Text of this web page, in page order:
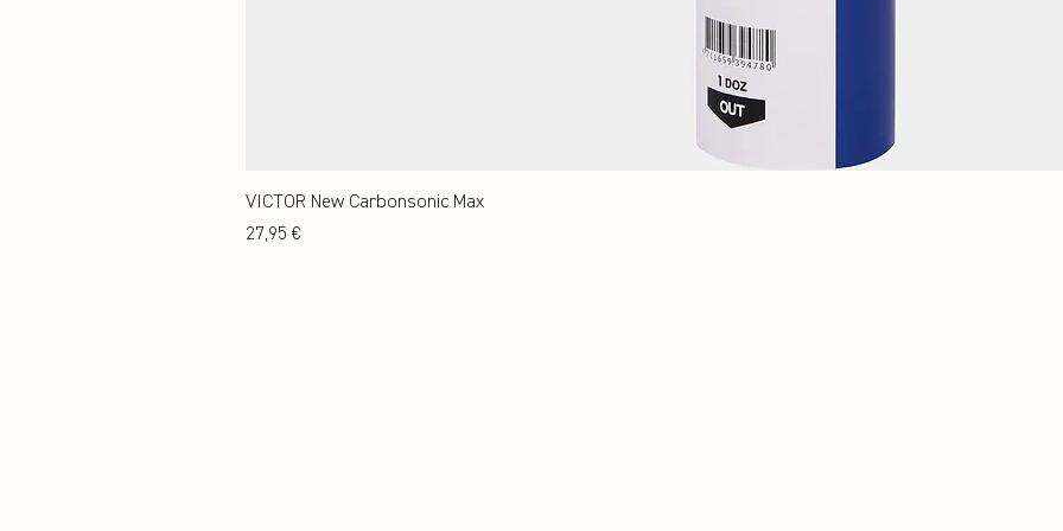
VICTOR New Carbonsonic Max
Preis
27,95 €